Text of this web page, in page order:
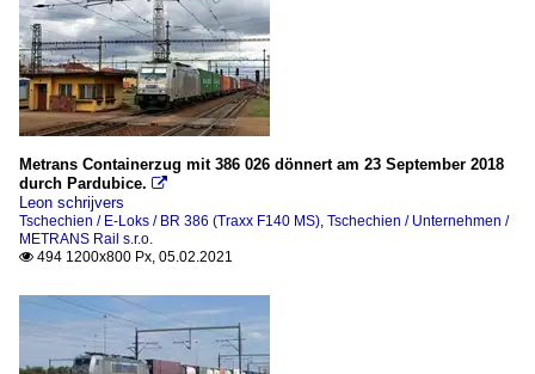
Metrans Containerzug mit 386 026 dönnert am 23 September 2018
durch Pardubice. 
Leon schrijvers
Tschechien / E-Loks / BR 386 (Traxx F140 MS), Tschechien / Unternehmen /
METRANS Rail s.r.o.
 494 1200x800 Px, 05.02.2021